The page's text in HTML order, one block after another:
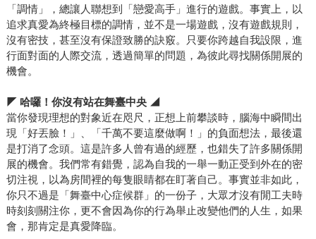
「調情」，總讓人聯想到「戀愛高手」進行的遊戲。事實上，以
追求真愛為終極目標的調情，並不是一場遊戲，沒有遊戲規則，
沒有密技，甚至沒有保證致勝的訣竅。只要你跨越自我設限，進
行面對面的人際交流，透過簡單的問題，為彼此尋找關係開展的
機會。
◤ 哈囉！你沒有站在舞臺中央 ◢
當你發現理想的對象近在咫尺，正想上前攀談時，腦海中瞬間出
現「好丟臉！」、「千萬不要這麼做啊！」的負面想法，最後還
是打消了念頭。這是許多人曾有過的經歷，也錯失了許多關係開
展的機會。我們常有錯覺，認為自我的一舉一動正受到外在的密
切注視，以為房間裡的每隻眼睛都在盯著自己。事實並非如此，
你只不過是「舞臺中心症候群」的一份子，大眾才沒有閒工夫時
時刻刻關注你，更不會因為你的行為舉止改變他們的人生，如果
會，那肯定是真愛降臨。